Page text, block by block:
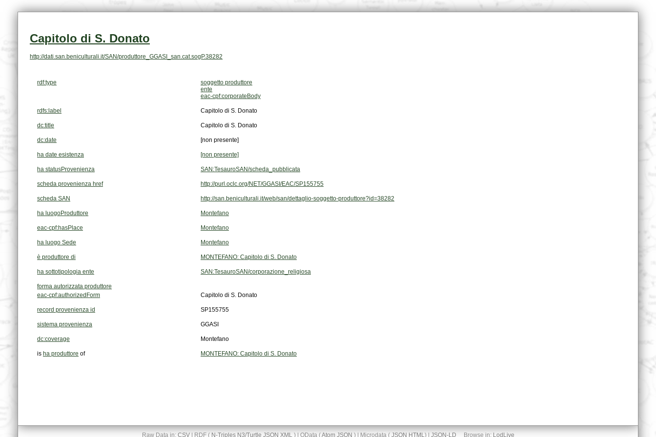
Capitolo di S. Donato
http://dati.san.beniculturali.it/SAN/produttore_GGASI_san.cat.sogP.38282
rdf:type
soggetto produttore
ente
eac-cpf:corporateBody
rdfs:label Capitolo di S. Donato
dc:title Capitolo di S. Donato
dc:date [non presente]
ha date esistenza [non presente]
ha statusProvenienza SAN:TesauroSAN/scheda_pubblicata
scheda provenienza href http://purl.oclc.org/NET/GGASI/EAC/SP155755
scheda SAN http://san.beniculturali.it/web/san/dettaglio-soggetto-produttore?id=38282
ha luogoProduttore Montefano
eac-cpf:hasPlace Montefano
ha luogo Sede Montefano
è produttore di MONTEFANO: Capitolo di S. Donato
ha sottotipologia ente SAN:TesauroSAN/corporazione_religiosa
forma autorizzata produttore
eac-cpf:authorizedForm
Capitolo di S. Donato
record provenienza id SP155755
sistema provenienza GGASI
dc:coverage Montefano
is ha produttore of MONTEFANO: Capitolo di S. Donato
Raw Data in: CSV| RDF ( N-Triples N3/Turtle JSON XML) | OData (Atom JSON ) | Microdata ( JSON HTML) | JSON-LD Browse in: LodLive